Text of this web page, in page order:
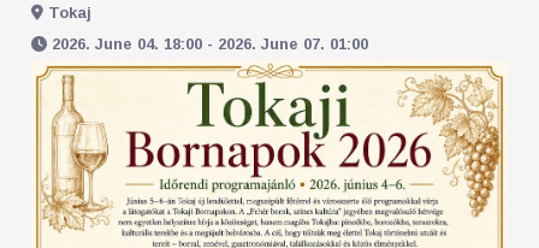
Tokaj
2026. June 04. 18:00 - 2026. June 07. 01:00